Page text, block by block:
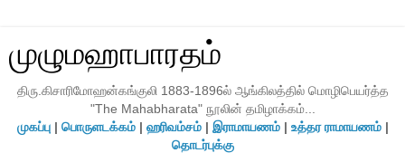
முழுமஹாபாரதம்
திரு.கிசாரிமோஹன்கங்குலி 1883-1896ல் ஆங்கிலத்தில் மொழிபெயர்த்த
"The Mahabharata" நூலின் தமிழாக்கம்...
முகப்பு| பொருளடக்கம்| ஹரிவம்சம்| இராமாயணம்| உத்தர ராமாயணம்|
தொடர்புக்கு